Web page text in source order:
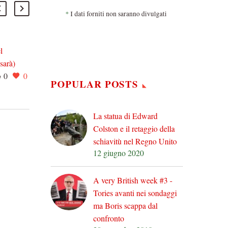
0 0
Stravinsky?
una precisazione: la
traduzione italiana del titolo
è sbagliata. Il titolo
originale infatti è in
francese ed è “Le…
* I dati forniti non saranno divulgati
POPULAR POSTS
La statua di Edward
Colston e il retaggio della
schiavitù nel Regno Unito
12 giugno 2020
A very British week #3 -
Tories avanti nei sondaggi
ma Boris scappa dal
confronto